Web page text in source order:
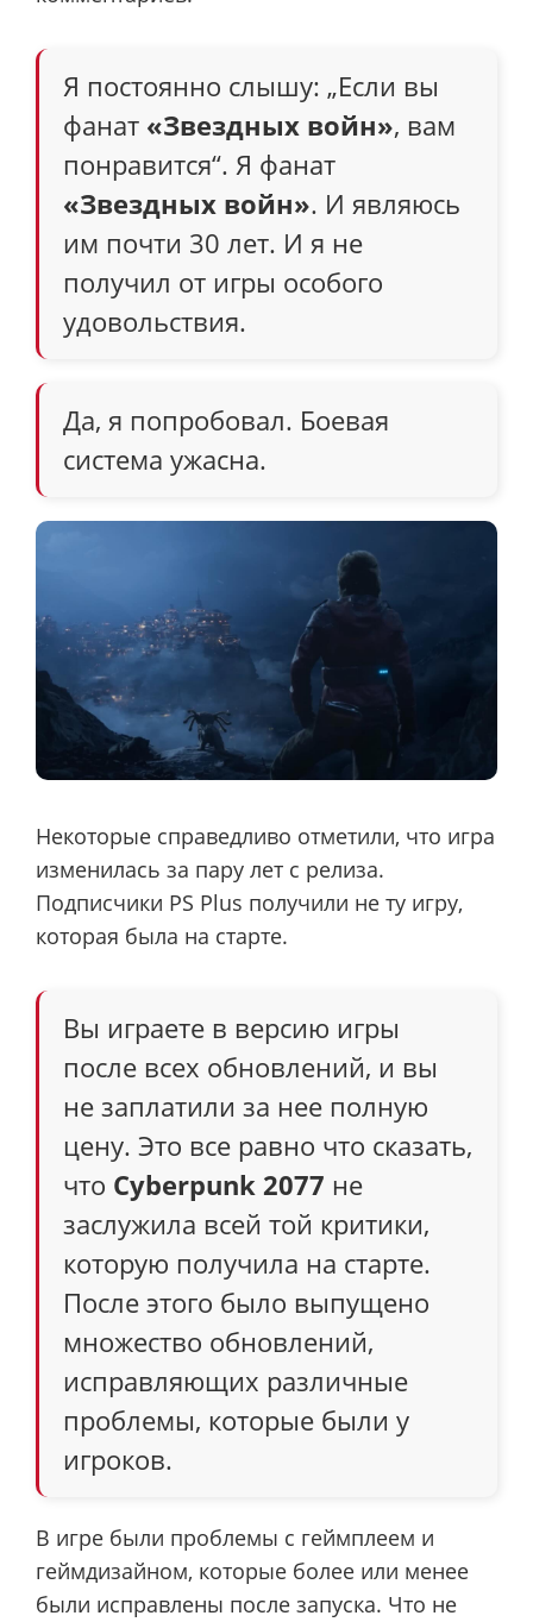
Я постоянно слышу: „Если вы
фанат «Звездных войн», вам
понравится“. Я фанат
«Звездных войн». И являюсь
им почти 30 лет. И я не
получил от игры особого
удовольствия.
Да, я попробовал. Боевая
система ужасна.
Некоторые справедливо отметили, что игра
изменилась за пару лет с релиза.
Подписчики PS Plus получили не ту игру,
которая была на старте.
Вы играете в версию игры
после всех обновлений, и вы
не заплатили за нее полную
цену. Это все равно что сказать,
что Cyberpunk 2077 не
заслужила всей той критики,
которую получила на старте.
После этого было выпущено
множество обновлений,
исправляющих различные
проблемы, которые были у
игроков.
В игре были проблемы с геймплеем и
геймдизайном, которые более или менее
были исправлены после запуска. Что не